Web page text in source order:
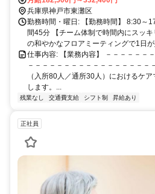
駅」から六甲ライナー乗車で約9分 阪
乗車で約6分 ※「三ノ宮駅」や「大阪
日の通勤もラクラクです！
兵庫県神戸市東灘区
勤務時間・曜日: 【勤務時間】 8:30～
間45分 【チーム体制で時間内にスッ
の和やかなフロアミーティングで1日
仕事内容: 【業務内容】 －－－－－－
－－－－－－－－－－－－－－－－－
（入所80人／通所30人）におけるケ
します。...
残業なし 交通費支給 シフト制 昇給あり
正社員